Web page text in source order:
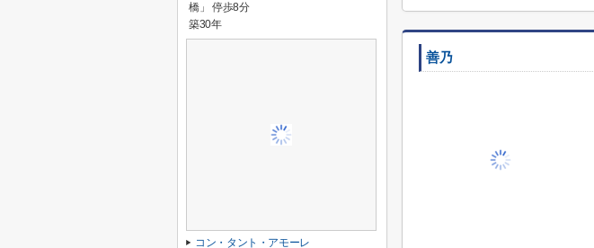
善乃
橋」 停歩8分
築30年
コン・タント・アモーレ